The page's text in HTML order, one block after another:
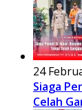
24
Siaga
Celah